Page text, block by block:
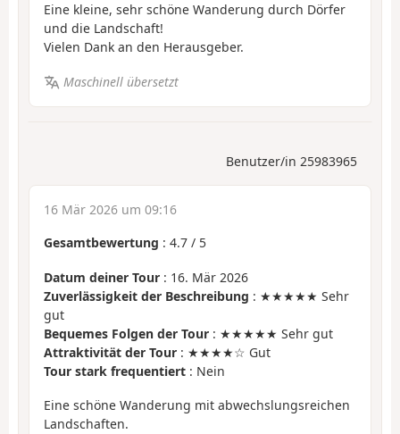
Eine kleine, sehr schöne Wanderung durch Dörfer
und die Landschaft!
Vielen Dank an den Herausgeber.
Maschinell übersetzt
Benutzer/in 25983965
16 Mär 2026 um 09:16
Gesamtbewertung : 4.7 / 5
Datum deiner Tour : 16. Mär 2026
Zuverlässigkeit der Beschreibung : ★★★★★ Sehr
gut
Bequemes Folgen der Tour : ★★★★★ Sehr gut
Attraktivität der Tour : ★★★★☆ Gut
Tour stark frequentiert : Nein
Eine schöne Wanderung mit abwechslungsreichen
Landschaften.